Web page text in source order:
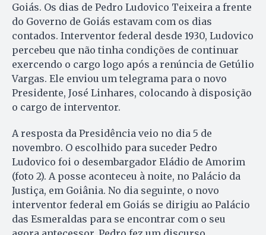
Goiás. Os dias de Pedro Ludovico Teixeira a frente
do Governo de Goiás estavam com os dias
contados. Interventor federal desde 1930, Ludovico
percebeu que não tinha condições de continuar
exercendo o cargo logo após a renúncia de Getúlio
Vargas. Ele enviou um telegrama para o novo
Presidente, José Linhares, colocando à disposição
o cargo de interventor.
A resposta da Presidência veio no dia 5 de
novembro. O escolhido para suceder Pedro
Ludovico foi o desembargador Eládio de Amorim
(foto 2). A posse aconteceu à noite, no Palácio da
Justiça, em Goiânia. No dia seguinte, o novo
interventor federal em Goiás se dirigiu ao Palácio
das Esmeraldas para se encontrar com o seu